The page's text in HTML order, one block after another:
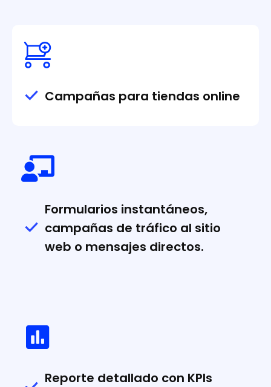
Formularios instantáneos,
campañas de tráfico al sitio
web o mensajes directos.
Campañas para tiendas online
Reporte detallado con KPIs